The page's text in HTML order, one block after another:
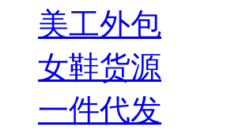
美工外包
女鞋货源
一件代发